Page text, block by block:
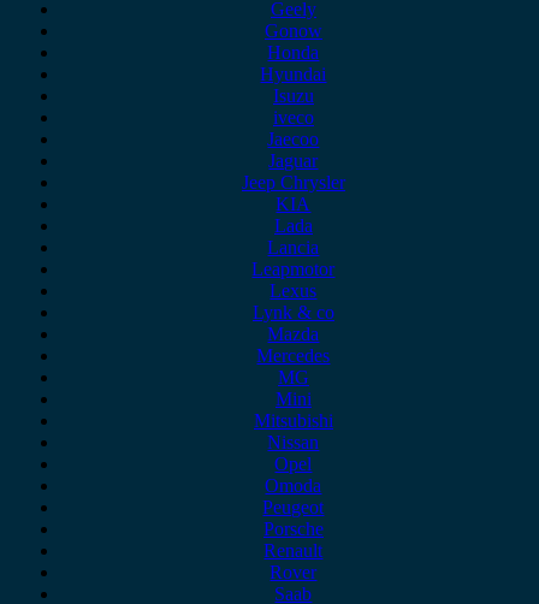
Geely
Gonow
Honda
Hyundai
Isuzu
iveco
Jaecoo
Jaguar
Jeep Chrysler
KIA
Lada
Lancia
Leapmotor
Lexus
Lynk & co
Mazda
Mercedes
MG
Mini
Mitsubishi
Nissan
Opel
Omoda
Peugeot
Porsche
Renault
Rover
Saab